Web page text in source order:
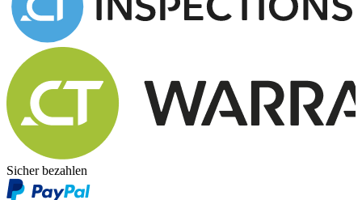
Sicher bezahlen